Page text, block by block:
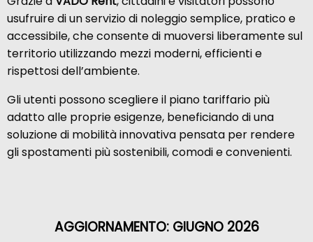
usufruire di un servizio di noleggio semplice, pratico e
accessibile, che consente di muoversi liberamente sul
territorio utilizzando mezzi moderni, efficienti e
rispettosi dell’ambiente.
Gli utenti possono scegliere il piano tariffario più
adatto alle proprie esigenze, beneficiando di una
soluzione di mobilità innovativa pensata per rendere
gli spostamenti più sostenibili, comodi e convenienti.
AGGIORNAMENTO: GIUGNO 2026